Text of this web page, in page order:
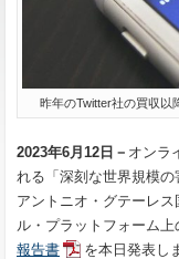
昨年のTwitter社の買収以
2023年6月12日－ オンラ
れる「深刻な世界規模
アントニオ・グテーレ
ル・プラットフォーム上
報告書
を本日発表し